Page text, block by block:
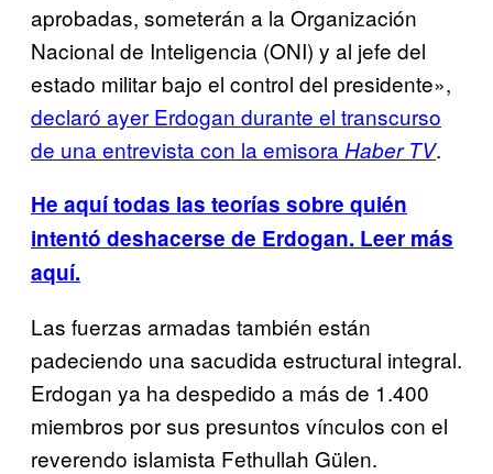
aprobadas, someterán a la Organización
Nacional de Inteligencia (ONI) y al jefe del
estado militar bajo el control del presidente»,
declaró ayer Erdogan durante el transcurso
de una entrevista con la emisora Haber TV.
He aquí todas las teorías sobre quién
intentó deshacerse de Erdogan. Leer más
aquí.
Las fuerzas armadas también están
padeciendo una sacudida estructural integral.
Erdogan ya ha despedido a más de 1.400
miembros por sus presuntos vínculos con el
reverendo islamista Fethullah Gülen.